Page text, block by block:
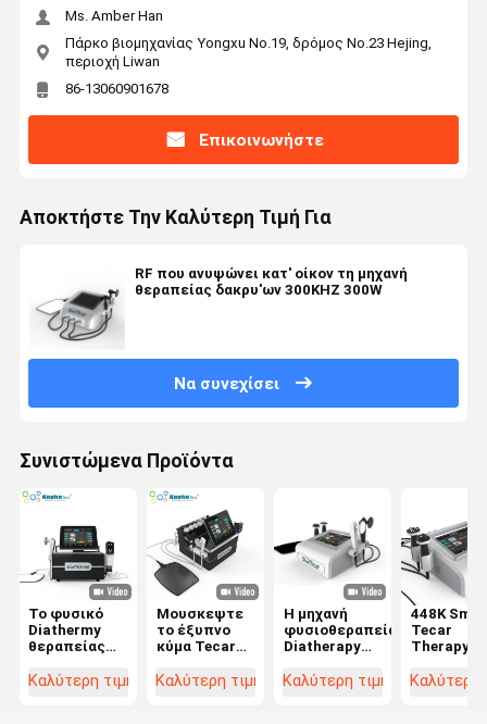
Ms. Amber Han
Πάρκο βιομηχανίας Yongxu No.19, δρόμος No.23 Hejing,
περιοχή Liwan
86-13060901678
Επικοινωνήστε
Αποκτήστε Την Καλύτερη Τιμή Για
RF που ανυψώνει κατ' οίκον τη μηχανή
θεραπείας δακρυ'ων 300KHZ 300W
Να συνεχίσει
Συνιστώμενα Προϊόντα
Το φυσικό
Diathermy
θεραπείας
κύμα
Καλύτερη τιμή
Μουσκεψτε
το έξυπνο
κύμα Tecar
ανακούφισης
Καλύτερη τιμή
Η μηχανή
φυσιοθεραπείας
Diatherapy
Tecar με το
Καλύτερη τιμή
448K
Tecar
Therapy
Diathermy
Καλύτερη